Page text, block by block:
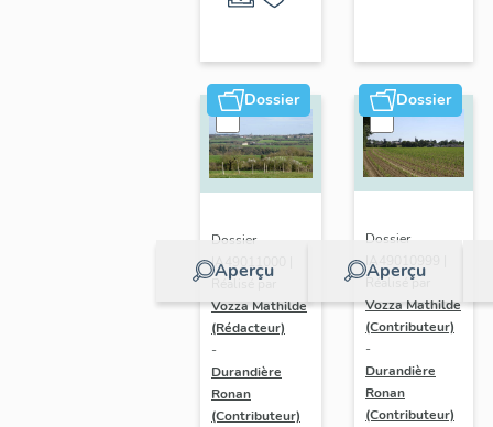
Dossier
Aperçu
Dossier
IA49011000 |
Réalisé par
Vozza Mathilde
(Rédacteur)
-
Durandière
Ronan
(Contributeur)
Dossier
Aperçu
Dossier
IA49010999 |
Réalisé par
Vozza Mathilde
(Contributeur)
-
Durandière
Ronan
(Contributeur)